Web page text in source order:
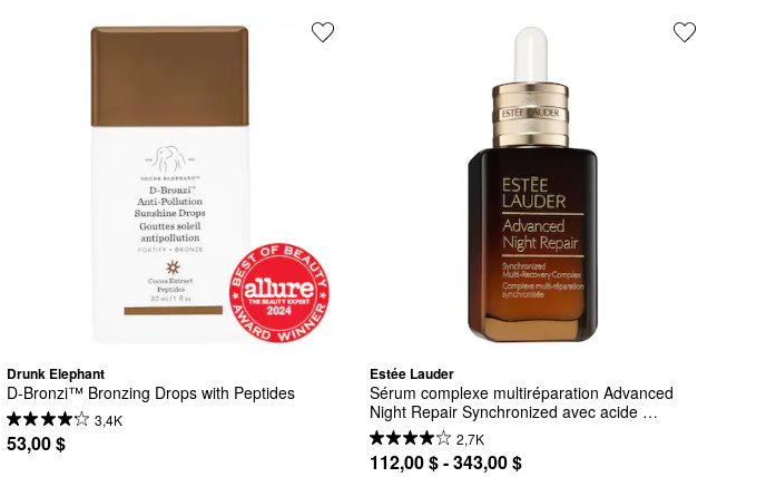
Drunk Elephant
D-Bronzi™ Bronzing Drops with Peptides
3,4K
53,00 $
Estée Lauder
Sérum complexe multiréparation Advanced
Night Repair Synchronized avec acide
hyaluronique2,7K
112,00 $ - 343,00 $